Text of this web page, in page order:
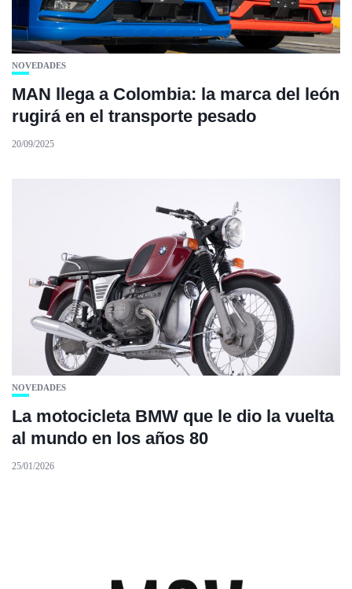
NOVEDADES
MAN llega a Colombia: la marca del león
rugirá en el transporte pesado
20/09/2025
NOVEDADES
La motocicleta BMW que le dio la vuelta
al mundo en los años 80
25/01/2026